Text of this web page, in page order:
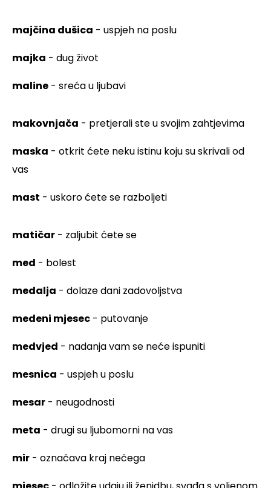
majčina dušica - uspjeh na poslu
majka - dug život
maline - sreća u ljubavi
makovnjača - pretjerali ste u svojim zahtjevima
maska - otkrit ćete neku istinu koju su skrivali od
vas
mast - uskoro ćete se razboljeti
matičar - zaljubit ćete se
med - bolest
medalja - dolaze dani zadovoljstva
medeni mjesec - putovanje
medvjed - nadanja vam se neće ispuniti
mesnica - uspjeh u poslu
mesar - neugodnosti
meta - drugi su ljubomorni na vas
mir - označava kraj nečega